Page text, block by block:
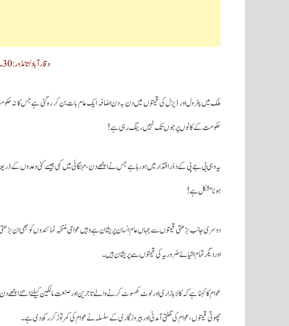
وقارآباد/تانڈور:30۔جون (سحرنیوزڈاٹ کام)
ملک میں پٹرول اور ڈیزل کی قیمتوں میں دن بہ دن اضافہ ایک عام بات بن کر رہ گئی ہے جس کا نہ حکومت
حکومت کے کانوں پر جوں تک نہیں رینگ رہی ہے!
یہ وہی بی جے پی کے دؤر اقتدار میں ہورہا ہے جس نے اچھے دن ، مہنگائی میں کمی جیسے کئی وعدوں کے
ہونا مشکل ہے!
دوسری جانب بڑھتی قیمتوں سے جہاں عام انسان پریشان ہے وہیں عوامی منتخبہ نمائندوں کو بھی ان
اور دیگرتمام اشیائے ضروریہ کی قیمتوں سے پریشان ہیں۔
چھوتی قیمتوں ،عوام کی گھٹتی آمدنی اور بیروزگاری کے سلسلہ نے عوام کی کمر توڑ کررکھ دی ہے۔